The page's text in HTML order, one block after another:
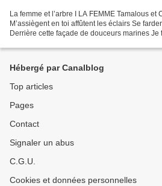
La femme et l’arbre I LA FEMME Tamalous
M’assiègent en toi affûtent les éclairs Se
Derrière cette façade de douceurs marines
Hébergé par Canalblog
Top articles
Pages
Contact
Signaler un abus
C.G.U.
Cookies et données personnelles